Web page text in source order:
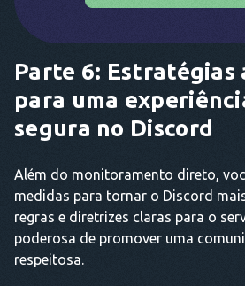
Parte 6: Estratégias
para uma
segura no Discord
Além do monitoramento direto,
medidas para tornar o Discord
regras e diretrizes claras para o
poderosa de promover uma
respeitosa.